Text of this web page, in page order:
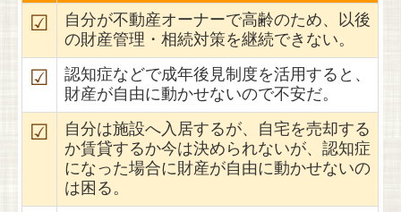
☑
自分が不動産オーナーで高齢のため、以後
の財産管理・相続対策を継続できない。
☑
認知症などで成年後見制度を活用すると、
財産が自由に動かせないので不安だ。
☑
自分は施設へ入居するが、自宅を売却する
か賃貸するか今は決められないが、認知症
になった場合に財産が自由に動かせないの
は困る。